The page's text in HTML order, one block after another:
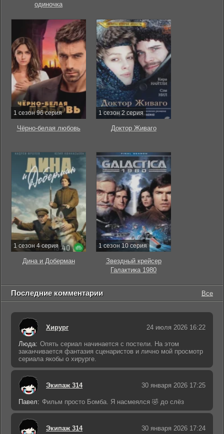
одиночка
1 сезон 96 серия
Чёрно-белая любовь
1 сезон 2 серия
Доктор Живаго
1 сезон 4 серия
Дина и Доберман
1 сезон 10 серия
Звездный крейсер
Галактика 1980
Последние комментарии Все
Хирург 24 июля 2026 16:22
Люда: Опять сериал начинается с постели. На этом
заканчивается фантазия сценаристов и лично мой просмотр
сериала якобы о хирурге.
Экипаж 314 30 января 2026 17:25
Павел: Фильм просто Бомба. Я насмеялся 🤣 до слёз
Экипаж 314 30 января 2026 17:24